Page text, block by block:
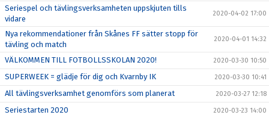
Seriespel och tävlingsverksamheten uppskjuten tills
vidare
2020-04-02 17:00
Nya rekommendationer från Skånes FF sätter stopp för
tävling och match
2020-04-01 14:32
VÄLKOMMEN TILL FOTBOLLSSKOLAN 2020! 2020-03-30 10:50
SUPERWEEK = glädje för dig och Kvarnby IK 2020-03-30 10:41
All tävlingsverksamhet genomförs som planerat 2020-03-27 12:18
Seriestarten 2020 2020-03-23 14:00